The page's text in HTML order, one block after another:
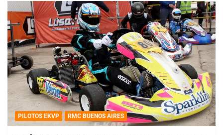
PILOTOS EKVP RMC BUENOS AIRES